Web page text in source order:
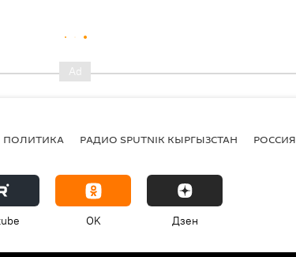
ПОЛИТИКА РАДИО SPUTNIK КЫРГЫЗСТАН РОССИЯ
OK Дзен